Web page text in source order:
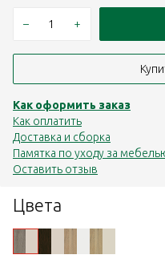
Цвета
– +
Как оформить заказ
Как оплатить
Доставка и сборка
Памятка по уходу за
Оставить отзыв